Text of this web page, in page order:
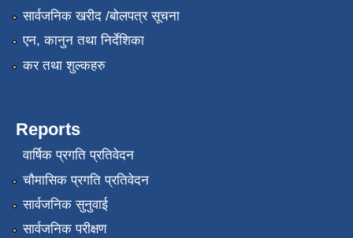
सार्वजनिक खरीद /बोलपत्र सूचना
एन, कानुन तथा निर्देशिका
कर तथा शुल्कहरु
Reports
वार्षिक प्रगति प्रतिवेदन
चौमासिक प्रगति प्रतिवेदन
सार्वजनिक सुनुवाई
सार्वजनिक परीक्षण